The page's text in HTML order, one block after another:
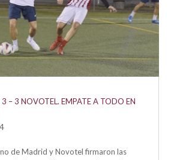
– 3 NOVOTEL. EMPATE A TODO EN
de Madrid y Novotel firmaron las